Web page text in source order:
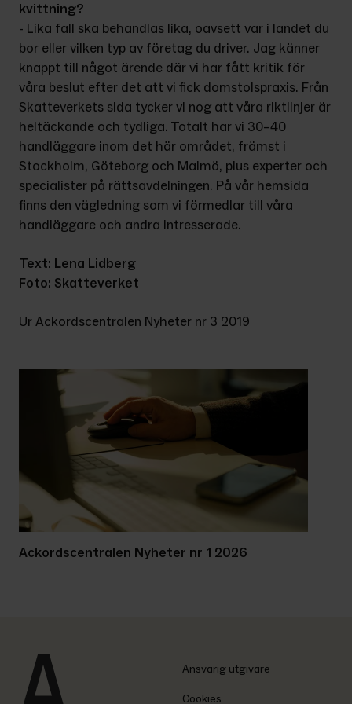
kvittning?
- Lika fall ska behandlas lika, oavsett var i landet du
bor eller vilken typ av företag du driver. Jag känner
knappt till något ärende där vi har fått kritik för
våra beslut efter det att vi fick domstolspraxis. Från
Skatteverkets sida tycker vi nog att våra riktlinjer är
heltäckande och tydliga. Totalt har vi 30–40
handläggare inom det här området, främst i
Stockholm, Göteborg och Malmö, plus experter och
specialister på rättsavdelningen. På vår hemsida
finns den vägledning som vi förmedlar till våra
handläggare och andra intresserade.
Text: Lena Lidberg
Foto: Skatteverket
Ur Ackordscentralen Nyheter nr 3 2019
Ackordscentralen Nyheter nr 1 2026
Ansvarig utgivare
Cookies